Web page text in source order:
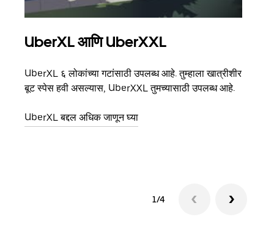
UberXL आणि UberXXL
UberXL ६ लोकांच्या गटांसाठी उपलब्ध आहे. तुम्हाला खात्रीशीर
बूट स्पेस हवी असल्यास, UberXXL तुमच्यासाठी उपलब्ध आहे.
UberXL बद्दल अधिक जाणून घ्या
1/4